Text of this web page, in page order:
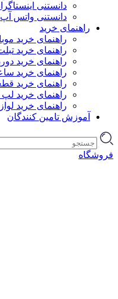
دانستنی
دانستنی واتس آپ
راهنمای خرید
راهنمای خرید
راهنمای خرید
راهنمای خرید
راهنمای خرید
راهنمای خرید
راهنمای خرید لپ
راهنمای خرید
آموزش تامین کنندگان
فروشگاه